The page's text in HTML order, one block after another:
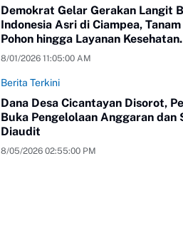
Demokrat Gelar Gerakan Langit
Indonesia Asri di Ciampea, Tanam
Pohon hingga Layanan Kesehatan
Gratis
8/01/2026 11:05:00 AM
Berita Terkini
Dana Desa Cicantayan Disorot,
Buka Pengelolaan Anggaran dan
Diaudit
8/05/2026 02:55:00 PM